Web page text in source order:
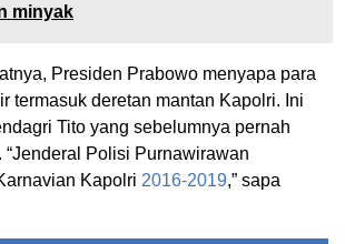
minyak
Presiden Prabowo menyapa para
termasuk deretan mantan Kapolri. Ini
Tito yang sebelumnya pernah
“Jenderal Polisi Purnawirawan
Kapolri 2016-2019,” sapa